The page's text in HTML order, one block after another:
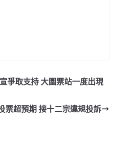
爭取支持 大圍票站一度出現
票超預期 接十二宗違規投訴